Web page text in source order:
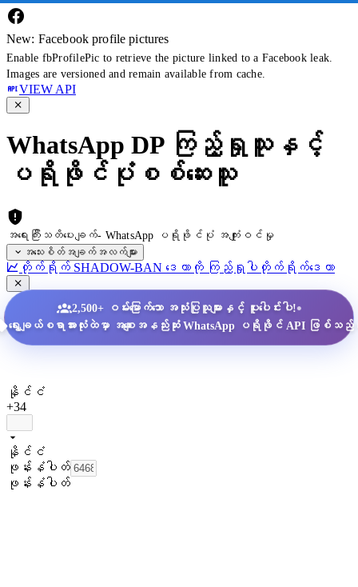
New: Facebook profile pictures
Enable fbProfilePic to retrieve the picture linked to a Facebook leak.
Images are versioned and remain available from cache.
VIEW API
WhatsApp DP ကြည့်ရှုသူနှင့်
ပရိုဖိုင်ပုံစစ်ဆေးသူ
အရေးကြီးသတိပေးချက်- WhatsApp ပရိုဖိုင်ပုံ အကျုံးဝင်မှု
အသေးစိတ်အချက်အလက်များ
တိုက်ရိုက် SHADOW-BAN ဒေတာကို ကြည့်ရှုပါ တိုက်ရိုက်ဒေတာ
2,500+ ဝမ်းမြောက်သော အသုံးပြုသူများနှင့် ပူးပေါင်းပါ!•
ရွေးချယ်စရာအားလုံးထဲမှာ အစျေးအနည်းဆုံး WhatsApp ပရိုဖိုင် API ဖြစ်သ
နိုင်ငံ
+34
နိုင်ငံ
ဖုန်းနံပါတ်
ဖုန်းနံပါတ်